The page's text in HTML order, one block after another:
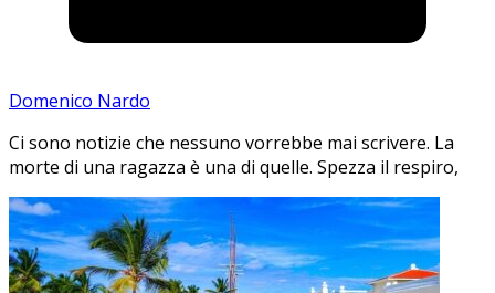
Domenico Nardo
Ci sono notizie che nessuno vorrebbe mai scrivere. La
morte di una ragazza è una di quelle. Spezza il respiro,